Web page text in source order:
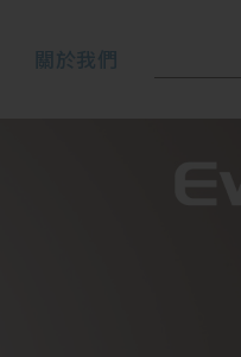
關於我們